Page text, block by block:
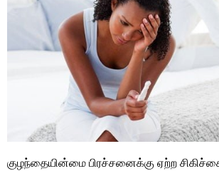
குழந்தையின்மை பிரச்சனைக்கு ஏற்ற